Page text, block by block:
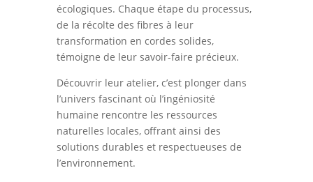
écologiques. Chaque étape du processus,
de la récolte des fibres à leur
transformation en cordes solides,
témoigne de leur savoir-faire précieux.
Découvrir leur atelier, c’est plonger dans
l’univers fascinant où l’ingéniosité
humaine rencontre les ressources
naturelles locales, offrant ainsi des
solutions durables et respectueuses de
l’environnement.